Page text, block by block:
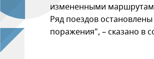
измененными
Ряд поездов
поражения", – сказано в